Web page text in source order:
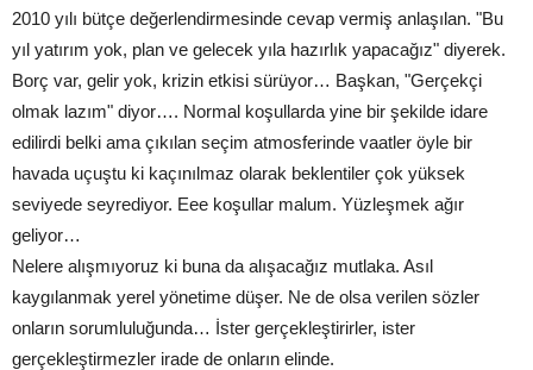
2010 yılı bütçe değerlendirmesinde cevap vermiş anlaşılan. "Bu
yıl yatırım yok, plan ve gelecek yıla hazırlık yapacağız" diyerek.
Borç var, gelir yok, krizin etkisi sürüyor… Başkan, "Gerçekçi
olmak lazım" diyor…. Normal koşullarda yine bir şekilde idare
edilirdi belki ama çıkılan seçim atmosferinde vaatler öyle bir
havada uçuştu ki kaçınılmaz olarak beklentiler çok yüksek
seviyede seyrediyor. Eee koşullar malum. Yüzleşmek ağır
geliyor…
Nelere alışmıyoruz ki buna da alışacağız mutlaka. Asıl
kaygılanmak yerel yönetime düşer. Ne de olsa verilen sözler
onların sorumluluğunda… İster gerçekleştirirler, ister
gerçekleştirmezler irade de onların elinde.